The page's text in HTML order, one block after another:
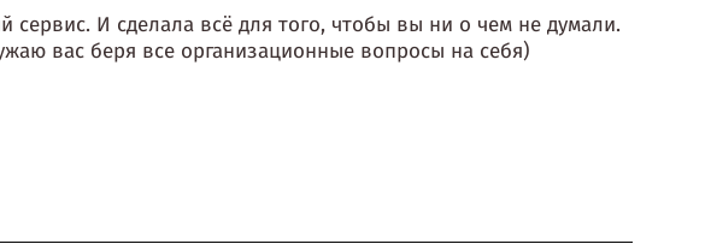
сервис. И сделала всё для того, чтобы вы ни о чем не думали.
вас беря все организационные вопросы на себя)